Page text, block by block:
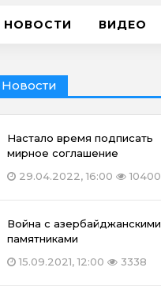
НОВОСТИ ВИДЕО
Новости
Настало время подписать
мирное соглашение
29.04.2022, 16:00
10400
Война с азербайджанскими
памятниками
15.09.2021, 12:00
3338